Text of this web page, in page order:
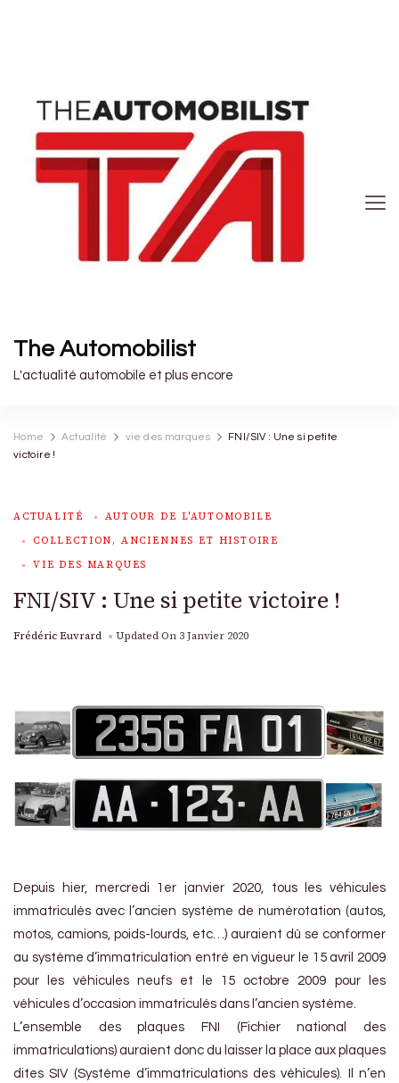
The Automobilist
L'actualité automobile et plus encore
Home Actualité vie des marques
FNI/SIV : Une si petite
victoire !
ACTUALITÉ
AUTOUR DE L'AUTOMOBILE
COLLECTION, ANCIENNES ET HISTOIRE
VIE DES MARQUES
FNI/SIV : Une si petite victoire !
Frédéric Euvrard Updated On 3 Janvier 2020
Depuis hier, mercredi 1er janvier 2020, tous les véhicules
immatriculés avec l’ancien système de numérotation (autos,
motos, camions, poids-lourds, etc…) auraient dû se conformer
au système d’immatriculation entré en vigueur le 15 avril 2009
pour les véhicules neufs et le 15 octobre 2009 pour les
véhicules d’occasion immatriculés dans l’ancien système.
L’ensemble des plaques FNI (Fichier national des
immatriculations) auraient donc du laisser la place aux plaques
dites SIV (Système d’immatriculations des véhicules). Il n’en